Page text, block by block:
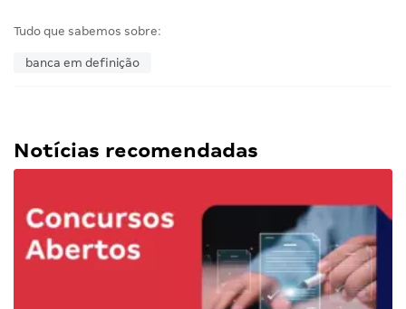
Tudo que sabemos sobre:
banca em definição
Notícias recomendadas